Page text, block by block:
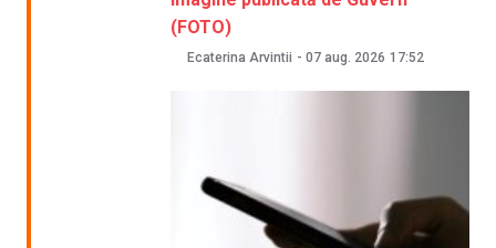
(FOTO)
Ecaterina Arvintii - 07 aug. 2026 17:52